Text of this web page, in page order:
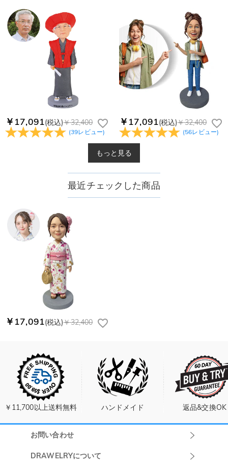
￥17,091(税込)￥32,400
(39レビュー)
￥17,091(税込)￥32,400
(56レビュー)
もっと見る
最近チェックした商品
￥17,091(税込)￥32,400
￥11,700以上送料無料 ハンドメイド 返品&交換OK
お問い合わせ
DRAWELRYについて